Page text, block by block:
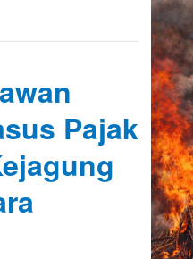
Pajak